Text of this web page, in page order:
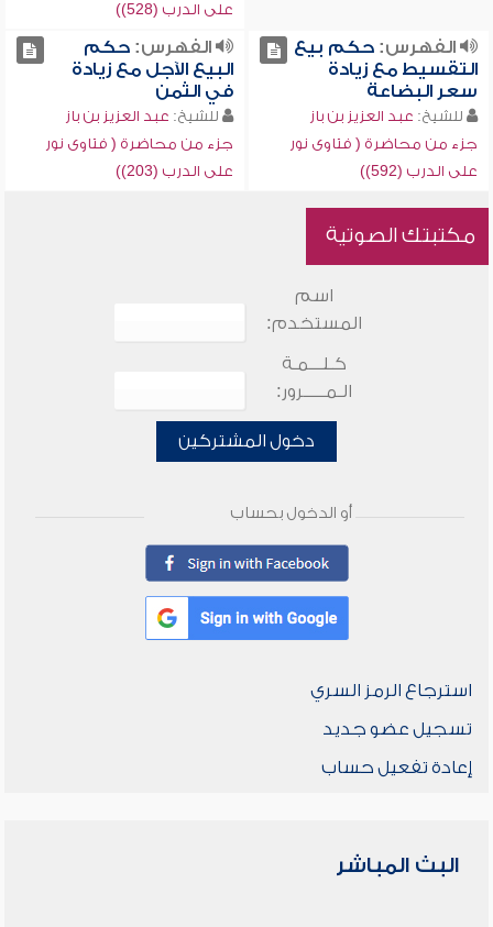
على الدرب (528))
الفهرس:حكم بيع
التقسيط مع زيادة
سعر البضاعة
للشيخ: عبد العزيز بن باز
جزء من محاضرة ( فتاوى نور
على الدرب (592))
الفهرس:حكم
البيع الآجل مع زيادة
في الثمن
للشيخ: عبد العزيز بن باز
جزء من محاضرة ( فتاوى نور
على الدرب (203))
مكتبتك الصوتية
اسم
المستخدم:
كـلـــمـة
الـمـــــرور:
دخول المشتركين
أو الدخول بحساب
استرجاع الرمز السري
تسجيل عضو جديد
إعادة تفعيل حساب
البث المباشر